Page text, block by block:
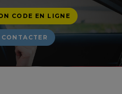
CODE EN LIGNE